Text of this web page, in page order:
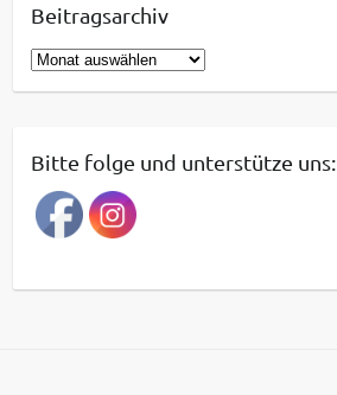
Beitragsarchiv
B
e
r
a
g
a
Bitte folge und unterstütze uns: